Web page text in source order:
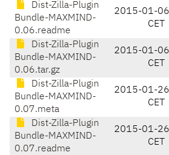
Dist-Zilla-Plugin
Bundle-MAXMIND-
0.06.readme
2015-01-
CET
Dist-Zilla-Plugin
Bundle-MAXMIND-
0.06.tar.gz
2015-01-
CET
Dist-Zilla-Plugin
Bundle-MAXMIND-
0.07.meta
2015-01-
CET
Dist-Zilla-Plugin
Bundle-MAXMIND-
0.07.readme
2015-01-
CET